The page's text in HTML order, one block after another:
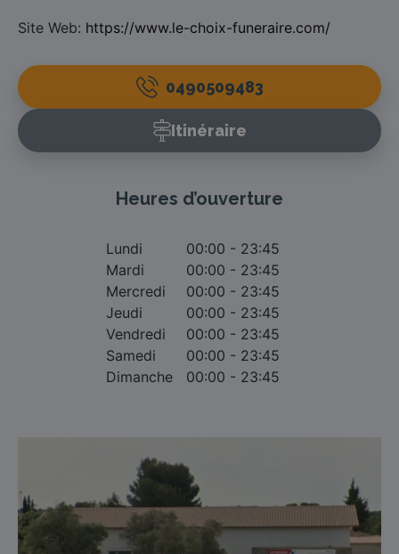
Site Web: https://www.le-choix-funeraire.com/
0490509483
Itinéraire
Heures d’ouverture
Lundi
00:00 - 23:45
Mardi
00:00 - 23:45
Mercredi
00:00 - 23:45
Jeudi
00:00 - 23:45
Vendredi
00:00 - 23:45
Samedi
00:00 - 23:45
Dimanche
00:00 - 23:45